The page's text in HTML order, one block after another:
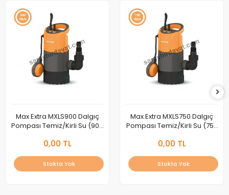
Max Extra MXLS900 Dalgıç
Pompası Temiz/Kirli Su (900
0,00 TL
Stokta Yok
Max Extra MXLS750 Dalgıç
Pompası Temiz/Kirli Su (750
0,00 TL
Stokta Yok